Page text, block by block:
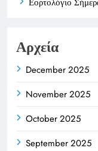
Αρχεία
December 2025
November 2025
October 2025
September 2025